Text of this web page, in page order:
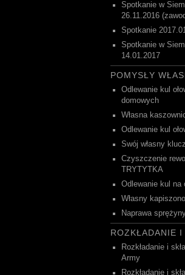
Spotkanie w
26.11.2016
Spotkanie
Spotkanie w
14.01.2017
POMYSŁY
Odlewanie kul
domowych
Własna
Odlewanie kul
Swój własny
Czyszczenie
TRYTYTKA
Odlewanie kul na
Własny
Naprawa
ROZKŁADANIE I
Rozkładanie i
Army
Rozkładanie i